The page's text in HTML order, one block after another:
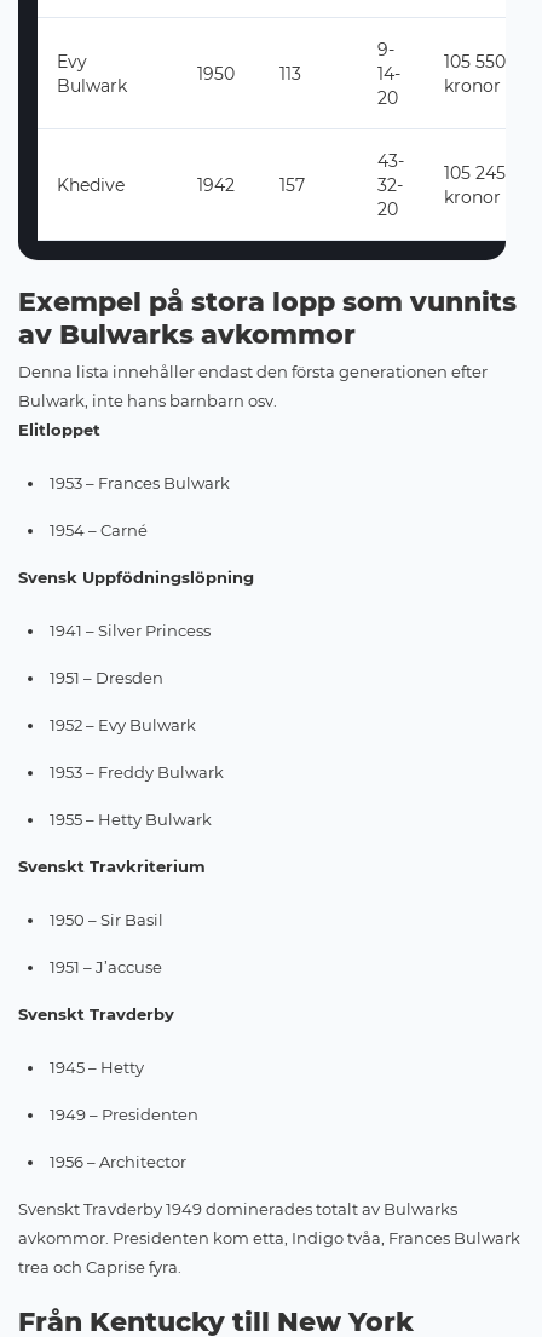
Evy
Bulwark
1950 113
9-
14-
20
105 550
kronor
Khedive 1942 157
43-
32-
20
105 245
kronor
Exempel på stora lopp som vunnits
av Bulwarks avkommor
Denna lista innehåller endast den första generationen efter
Bulwark, inte hans barnbarn osv.
Elitloppet
1953 – Frances Bulwark
1954 – Carné
Svensk Uppfödningslöpning
1941 – Silver Princess
1951 – Dresden
1952 – Evy Bulwark
1953 – Freddy Bulwark
1955 – Hetty Bulwark
Svenskt Travkriterium
1950 – Sir Basil
1951 – J’accuse
Svenskt Travderby
1945 – Hetty
1949 – Presidenten
1956 – Architector
Svenskt Travderby 1949 dominerades totalt av Bulwarks
avkommor. Presidenten kom etta, Indigo tvåa, Frances Bulwark
trea och Caprise fyra.
Från Kentucky till New York